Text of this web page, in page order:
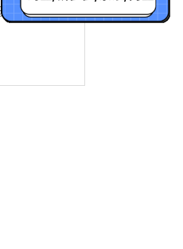
淘宝流量困局破局：揭秘新玩法7步实操攻略